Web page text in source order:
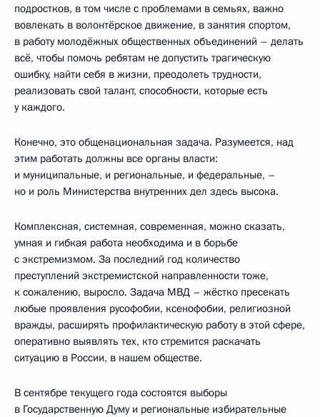
подростков, в том числе с проблемами в семьях, важно
вовлекать в волонтёрское движение, в занятия спортом,
в работу молодёжных общественных объединений – делать
всё, чтобы помочь ребятам не допустить трагическую
ошибку, найти себя в жизни, преодолеть трудности,
реализовать свой талант, способности, которые есть
у каждого.
Конечно, это общенациональная задача. Разумеется, над
этим работать должны все органы власти:
и муниципальные, и региональные, и федеральные, –
но и роль Министерства внутренних дел здесь высока.
Комплексная, системная, современная, можно сказать,
умная и гибкая работа необходима и в борьбе
с экстремизмом. За последний год количество
преступлений экстремистской направленности тоже,
к сожалению, выросло. Задача МВД – жёстко пресекать
любые проявления русофобии, ксенофобии, религиозной
вражды, расширять профилактическую работу в этой сфере,
оперативно выявлять тех, кто стремится раскачать
ситуацию в России, в нашем обществе.
В сентябре текущего года состоятся выборы
в Государственную Думу и региональные избирательные